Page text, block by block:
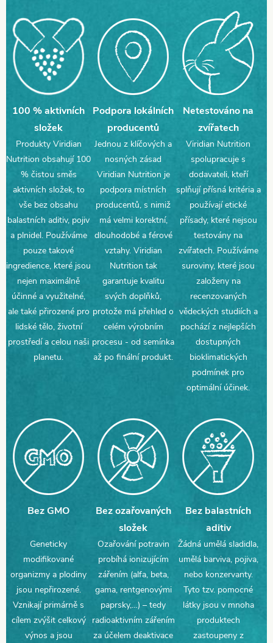
100 % aktivních
složek
Podpora lokálních
producentů
Netestováno na
zvířatech
Produkty Viridian
Nutrition obsahují 100
% čistou směs
aktivních složek, to
vše bez obsahu
balastních aditiv, pojiv
a plnidel. Používáme
pouze takové
ingredience, které jsou
nejen maximálně
účinné a využitelné,
ale také přirozené pro
lidské tělo, životní
prostředí a celou naši
planetu.
Jednou z klíčových a
nosných zásad
Viridian Nutrition je
podpora místních
producentů, s nimiž
má velmi korektní,
dlouhodobé a férové
vztahy. Viridian
Nutrition tak
garantuje kvalitu
svých doplňků,
protože má přehled o
celém výrobním
procesu - od semínka
až po finální produkt.
Viridian Nutrition
spolupracuje s
dodavateli, kteří
splňují přísná kritéria a
používají etické
přísady, které nejsou
testovány na
zvířatech. Používáme
suroviny, které jsou
založeny na
recenzovaných
vědeckých studiích a
pochází z nejlepších
dostupných
bioklimatických
podmínek pro
optimální účinek.
Bez GMO
Bez ozařovaných
složek
Bez balastních
aditiv
Geneticky
modifikované
organizmy a plodiny
jsou nepřirozené.
Vznikají primárně s
cílem zvýšit celkový
výnos a jsou
Ozařování potravin
probíhá ionizujícím
zářením (alfa, beta,
gama, rentgenovými
paprsky,…) – tedy
radioaktivním zářením
za účelem deaktivace
Žádná umělá sladidla,
umělá barviva, pojiva,
nebo konzervanty.
Tyto tzv. pomocné
látky jsou v mnoha
produktech
zastoupeny z